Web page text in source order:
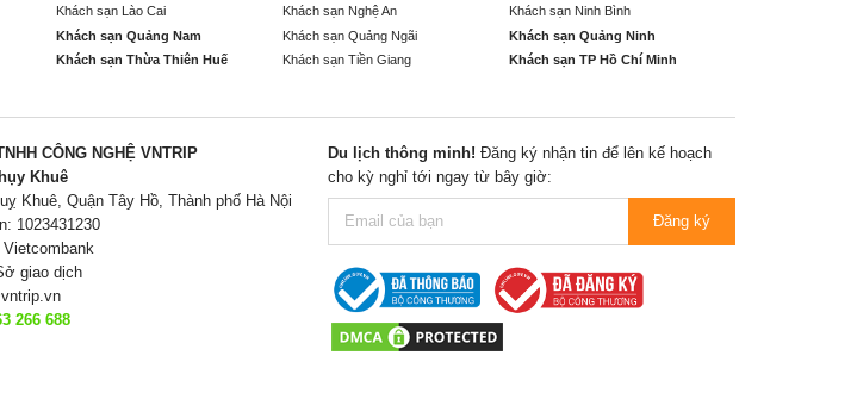
Khách sạn Lào Cai Khách sạn Nghệ An
Khách sạn Ninh Bình
Khách sạn Quảng Nam Khách sạn Quảng Ngãi
Khách sạn Quảng Ninh
Khách sạn Thừa Thiên Huế Khách sạn Tiền Giang
Khách sạn TP Hồ Chí Minh
CÔNG NGHỆ VNTRIP
Khuê
Khuê, Quận Tây Hồ, Thành phố Hà Nội
1023431230
Vietcombank
giao dịch
266 688
Du lịch thông minh! Đăng ký nhận tin để lên kế hoạch
cho kỳ nghỉ tới ngay từ bây giờ:
Đăng ký